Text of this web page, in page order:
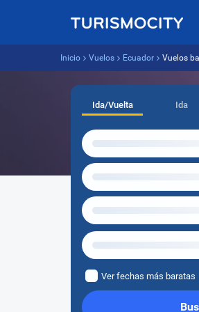
Inicio Vuelos Ecuador Vuelos
Ida/Vuelta Ida
Ver fechas más baratas